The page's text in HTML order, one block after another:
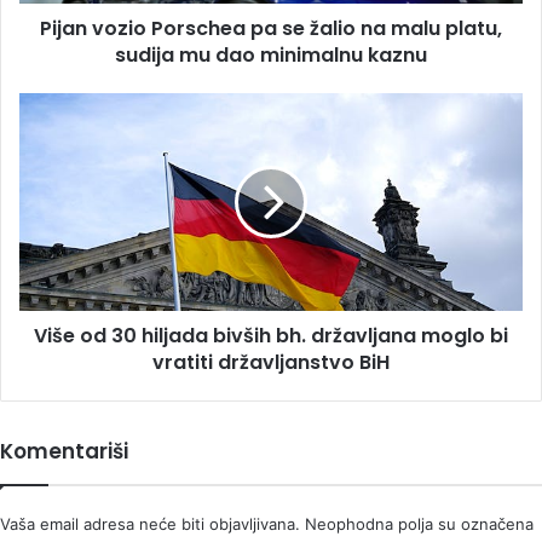
sudija
minimalnu
kaznu
Pijan vozio Porschea pa se žalio na malu platu,
sudija mu dao minimalnu kaznu
Više
državljana
moglo
bi
vratiti
Više od 30 hiljada bivših bh. državljana moglo bi
vratiti državljanstvo BiH
Komentariši
Vaša email adresa neće biti objavljivana. Neophodna polja su označena